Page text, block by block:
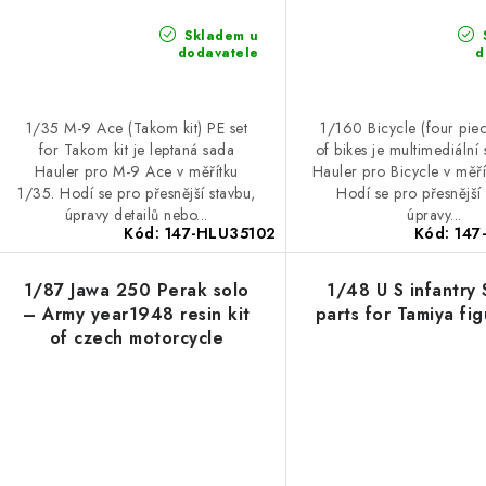
u
t
ů
Skladem u
dodavatele
1/35 M-9 Ace (Takom kit) PE set
for Takom kit je leptaná sada
Hauler pro M-9 Ace v měřítku
1/35. Hodí se pro přesnější stavbu,
úpravy detailů nebo...
Kód: 147-HLU35102
1/160 Bicycle (four
of bikes je multimediální
Hauler pro Bicycle v
Hodí se pro přesnější
úpravy...
Kód:
1/87 Jawa 250 Perak solo
– Army year1948 resin kit
of czech motorcycle
1/48 U S infantry
parts for Tamiya